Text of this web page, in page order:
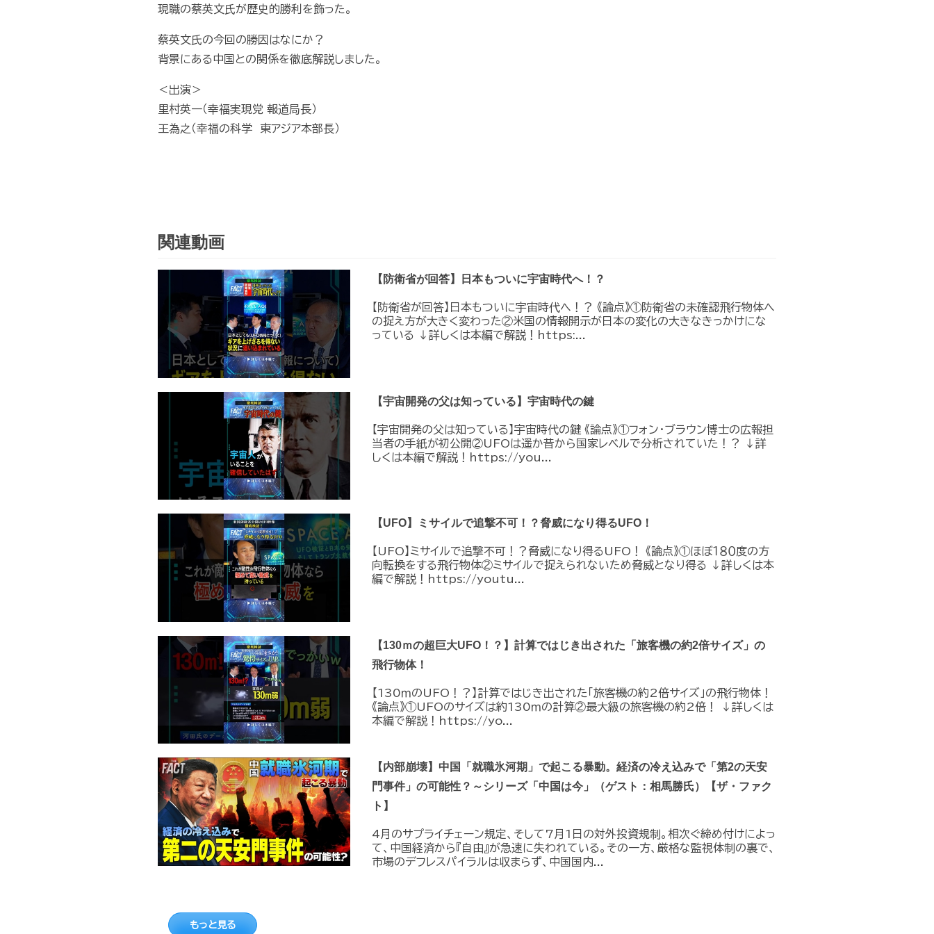
現職の蔡英文氏が歴史的勝利を飾った。
蔡英文氏の今回の勝因はなにか？
背景にある中国との関係を徹底解説しました。
＜出演＞
里村英一（幸福実現党 報道局長）
王為之（幸福の科学 東アジア本部長）
関連動画
【防衛省が回答】日本もついに宇宙時代へ！？
【防衛省が回答】日本もついに宇宙時代へ！？ 《論点》①防衛省の未確認飛行物体へ
の捉え方が大きく変わった②米国の情報開示が日本の変化の大きなきっかけにな
っている ↓詳しくは本編で解説！https:...
【宇宙開発の父は知っている】宇宙時代の鍵
【宇宙開発の父は知っている】宇宙時代の鍵 《論点》①フォン・ブラウン博士の広報担
当者の手紙が初公開②UFOは遥か昔から国家レベルで分析されていた！？ ↓詳
しくは本編で解説！https://you...
【UFO】ミサイルで追撃不可！？脅威になり得るUFO！
【UFO】ミサイルで追撃不可！？脅威になり得るUFO！ 《論点》①ほぼ１８０度の方
向転換をする飛行物体②ミサイルで捉えられないため脅威となり得る ↓詳しくは本
編で解説！https://youtu...
【130ｍの超巨大UFO！？】計算ではじき出された「旅客機の約2倍サイズ」の
飛行物体！
【130ｍのUFO！？】計算ではじき出された「旅客機の約2倍サイズ」の飛行物体！
《論点》①UFOのサイズは約130ｍの計算②最大級の旅客機の約2倍！ ↓詳しくは
本編で解説！https://yo...
【内部崩壊】中国「就職氷河期」で起こる暴動。経済の冷え込みで「第2の天安
門事件」の可能性？～シリーズ「中国は今」（ゲスト：相馬勝氏）【ザ・ファク
ト】
4月のサプライチェーン規定、そして7月1日の対外投資規制。相次ぐ締め付けによっ
て、中国経済から『自由』が急速に失われている。その一方、厳格な監視体制の裏で、
市場のデフレスパイラルは収まらず、中国国内...
もっと見る